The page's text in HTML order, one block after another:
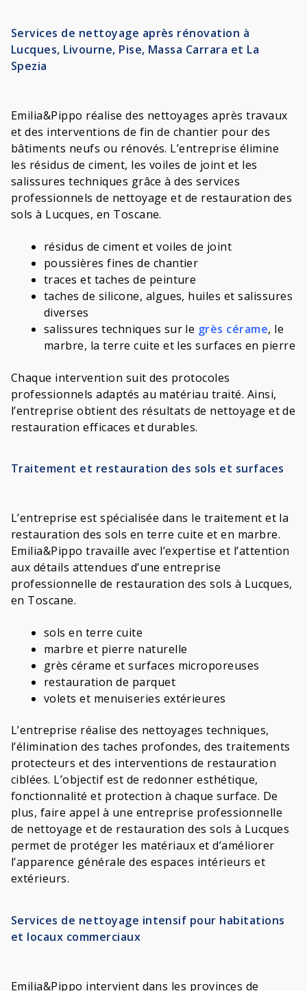
Services de nettoyage après rénovation à
Lucques, Livourne, Pise, Massa Carrara et La
Spezia
Emilia&Pippo réalise des nettoyages après travaux
et des interventions de fin de chantier pour des
bâtiments neufs ou rénovés. L’entreprise élimine
les résidus de ciment, les voiles de joint et les
salissures techniques grâce à des services
professionnels de nettoyage et de restauration des
sols à Lucques, en Toscane.
résidus de ciment et voiles de joint
poussières fines de chantier
traces et taches de peinture
taches de silicone, algues, huiles et salissures
diverses
salissures techniques sur le grès cérame, le
marbre, la terre cuite et les surfaces en pierre
Chaque intervention suit des protocoles
professionnels adaptés au matériau traité. Ainsi,
l’entreprise obtient des résultats de nettoyage et de
restauration efficaces et durables.
Traitement et restauration des sols et surfaces
L’entreprise est spécialisée dans le traitement et la
restauration des sols en terre cuite et en marbre.
Emilia&Pippo travaille avec l’expertise et l’attention
aux détails attendues d’une entreprise
professionnelle de restauration des sols à Lucques,
en Toscane.
sols en terre cuite
marbre et pierre naturelle
grès cérame et surfaces microporeuses
restauration de parquet
volets et menuiseries extérieures
L’entreprise réalise des nettoyages techniques,
l’élimination des taches profondes, des traitements
protecteurs et des interventions de restauration
ciblées. L’objectif est de redonner esthétique,
fonctionnalité et protection à chaque surface. De
plus, faire appel à une entreprise professionnelle
de nettoyage et de restauration des sols à Lucques
permet de protéger les matériaux et d’améliorer
l’apparence générale des espaces intérieurs et
extérieurs.
Services de nettoyage intensif pour habitations
et locaux commerciaux
Emilia&Pippo intervient dans les provinces de